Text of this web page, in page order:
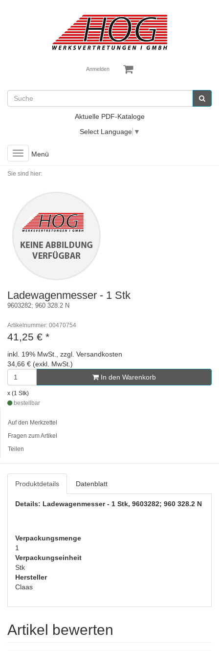
Anmelden
Aktuelle PDF-Kataloge
Select Language ▼
Toggle
navigation
Menü
Sie sind hier:
Ladewagenmesser - 1 Stk
9603282; 960 328.2 N
Artikelnummer: 00470754
41,25 € *
inkl. 19% MwSt., zzgl. Versandkosten
34,66 € (exkl. MwSt.)
In den Warenkorb
x (1 Stk)
bestellbar
Auf den Merkzettel
Fragen zum Artikel
Teilen
Produktdetails Datenblatt
Details: Ladewagenmesser - 1 Stk, 9603282; 960 328.2 N
Verpackungsmenge
1
Verpackungseinheit
Stk
Hersteller
Claas
Artikel bewerten